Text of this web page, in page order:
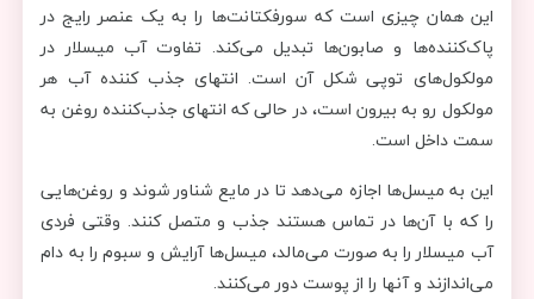
این همان چیزی است که سورفکتانت‌ها را به یک عنصر رایج در
پاک‌کننده‌ها و صابون‌ها تبدیل می‌کند. تفاوت آب میسلار در
مولکول‌های توپی شکل آن است. انتهای جذب کننده آب هر
مولکول رو به بیرون است، در حالی که انتهای جذب‌کننده روغن به
سمت داخل است.
این به میسل‌ها اجازه می‌دهد تا در مایع شناور شوند و روغن‌هایی
را که با آن‌ها در تماس هستند جذب و متصل کنند. وقتی فردی
آب میسلار را به صورت می‌مالد، میسل‌ها آرایش و سبوم را به دام
می‌اندازند و آنها را از پوست دور می‌کنند.